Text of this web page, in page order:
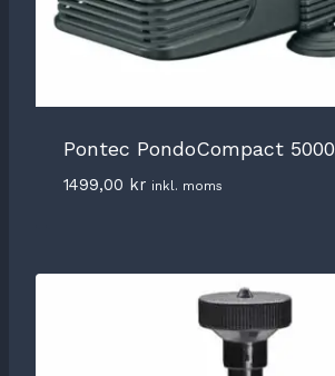
Pontec PondoCompact 5000
1499,00 kr inkl. moms